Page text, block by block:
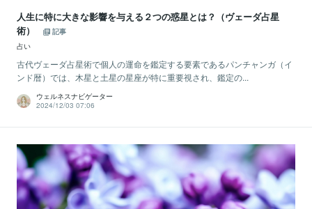
人生に特に大きな影響を与える２つの惑星とは？（ヴェーダ占星
術）
記事
占い
古代ヴェーダ占星術で個人の運命を鑑定する要素であるパンチャンガ（イ
ンド暦）では、木星と土星の星座が特に重要視され、鑑定の...
ウェルネスナビゲーター
2024/12/03 07:06